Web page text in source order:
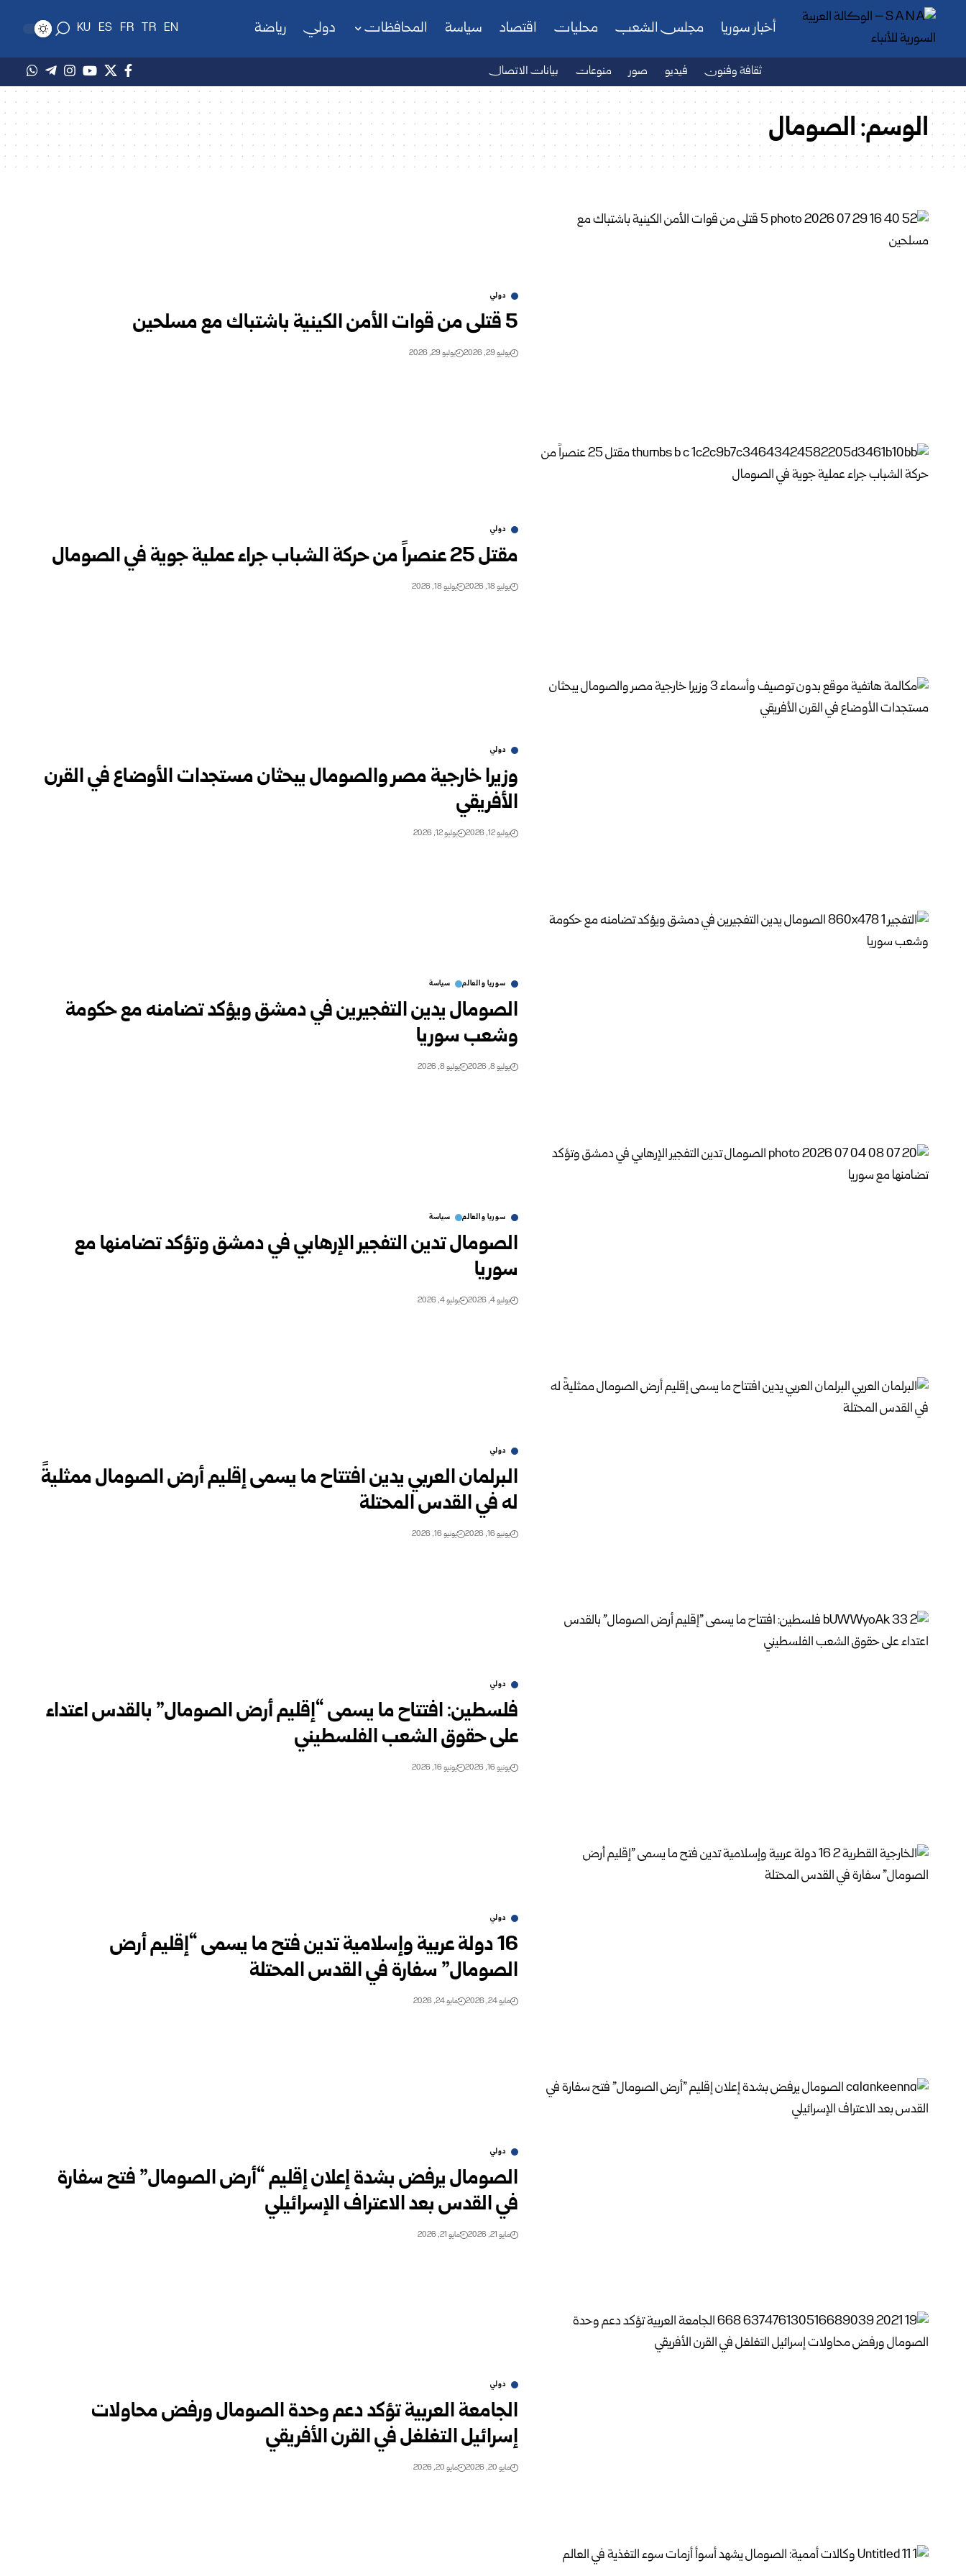
أخبار سوريا مجلس الشعب محليات اقتصاد سياسة المحافظات دولي رياضة EN
TR
FR
ES
KU
ثقافة وفنون فيديو صور منوعات بيانات الاتصال
الوسم:الصومال
دولي
يوليو 29, 2026 يوليو 29, 2026
دولي
مقتل 25 عنصراً من حركة الشباب جراء عملية جوية في الصومال
يوليو 18, 2026 يوليو 18, 2026
دولي
وزيرا خارجية مصر والصومال يبحثان مستجدات الأوضاع في القرن
الأفريقي
يوليو 12, 2026 يوليو 12, 2026
سوريا والعالم سياسة
الصومال يدين التفجيرين في دمشق ويؤكد تضامنه مع حكومة
وشعب سوريا
يوليو 8, 2026 يوليو 8, 2026
سوريا والعالم سياسة
الصومال تدين التفجير الإرهابي في دمشق وتؤكد تضامنها مع
سوريا
يوليو 4, 2026 يوليو 4, 2026
دولي
البرلمان العربي يدين افتتاح ما يسمى إقليم أرض الصومال ممثليةً
له في القدس المحتلة
يونيو 16, 2026 يونيو 16, 2026
دولي
فلسطين: افتتاح ما يسمى “إقليم أرض الصومال” بالقدس اعتداء
على حقوق ‏الشعب الفلسطيني‏
يونيو 16, 2026 يونيو 16, 2026
دولي
16 دولة عربية وإسلامية تدين فتح ما يسمى “إقليم أرض
الصومال” سفارة في القدس المحتلة
مايو 24, 2026 مايو 24, 2026
دولي
الصومال يرفض بشدة إعلان إقليم “أرض الصومال” فتح سفارة
في القدس بعد الاعتراف الإسرائيلي
مايو 21, 2026 مايو 21, 2026
دولي
الجامعة العربية تؤكد دعم وحدة الصومال ورفض محاولات
إسرائيل التغلغل في القرن الأفريقي
مايو 20, 2026 مايو 20, 2026